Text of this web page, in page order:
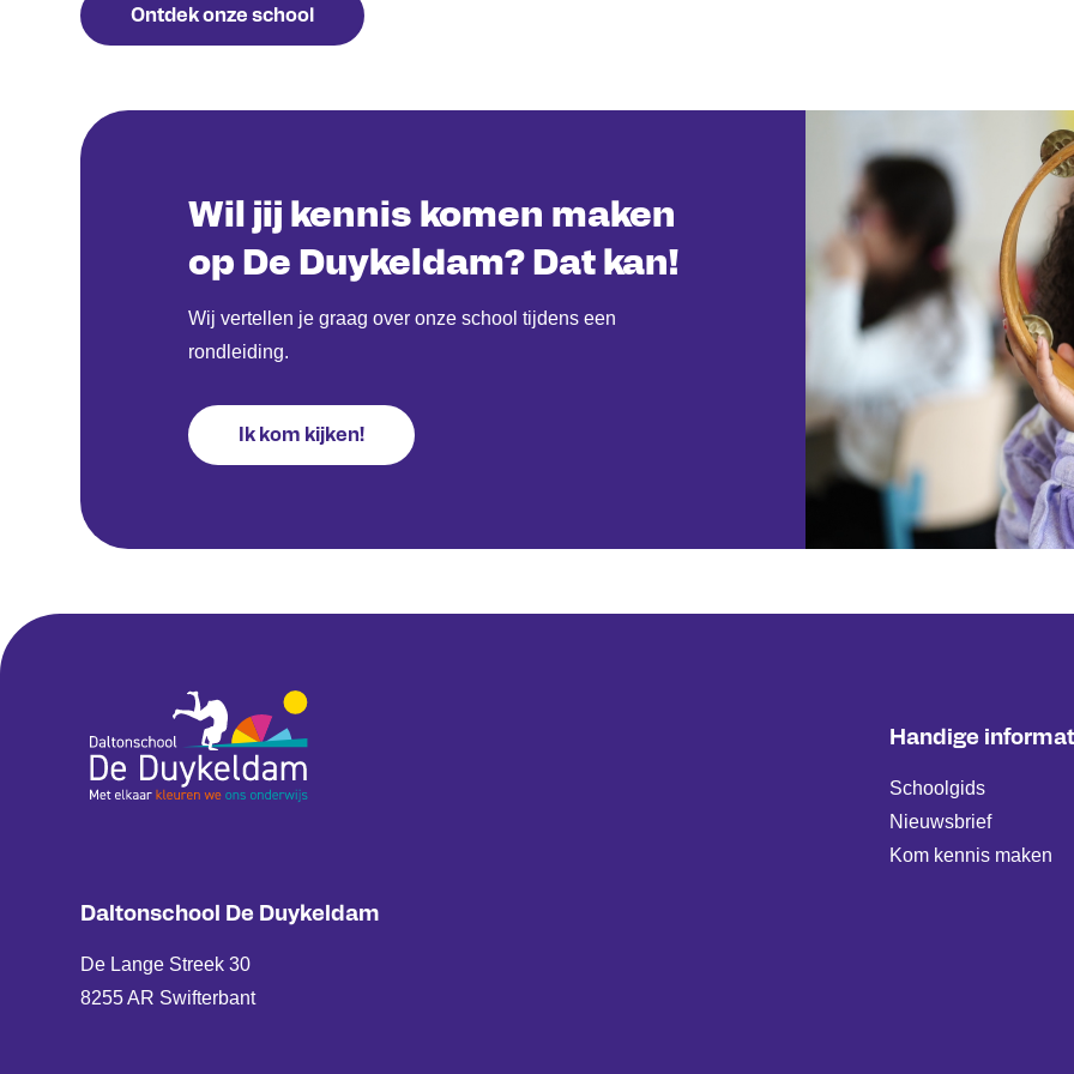
Ontdek onze school
Wil jij kennis komen maken
op De Duykeldam? Dat kan!
Wij vertellen je graag over onze school tijdens een
rondleiding.
Ik kom kijken!
Daltonschool De Duykeldam
De Lange Streek 30
8255 AR Swifterbant
Handige
Schoolgids
Nieuwsbrief
Kom kennis maken